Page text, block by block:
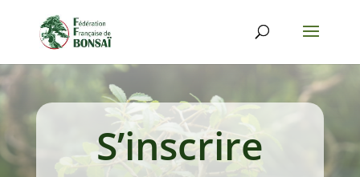
S’inscrire